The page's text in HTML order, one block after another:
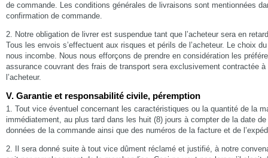
de commande. Les conditions générales de livraisons sont mentionnées
confirmation de commande.
2. Notre obligation de livrer est suspendue tant que l’acheteur sera en
Tous les envois s’effectuent aux risques et périls de l’acheteur. Le choix
nous incombe. Nous nous efforçons de prendre en considération les
assurance couvrant des frais de transport sera exclusivement contractée
l’acheteur.
V. Garantie et responsabilité civile, péremption
1. Tout vice éventuel concernant les caractéristiques ou la quantité de la
immédiatement, au plus tard dans les huit (8) jours à compter de la date
données de la commande ainsi que des numéros de la facture et de
2. Il sera donné suite à tout vice dûment réclamé et justifié, à notre